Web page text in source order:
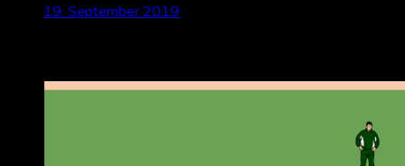
19. September 2019